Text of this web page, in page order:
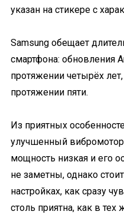
указан на стикере с
Samsung обещает
смартфона: обновления
протяжении четырёх
протяжении пяти.
Из приятных
улучшенный
мощность низкая и его
не заметны, однако
настройках, как сразу
столь приятна, как в